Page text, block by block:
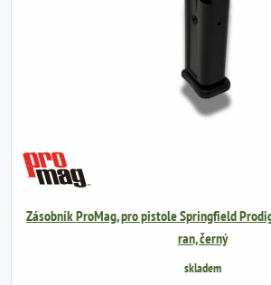
Zásobník ProMag, pro pistole Springfield
ran, černý
skladem